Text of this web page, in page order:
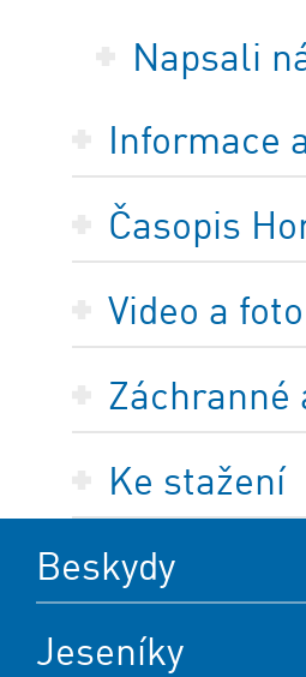
Napsali
Informace
Časopis
Video a
Záchranné
Ke stažení
Beskydy
Jeseníky